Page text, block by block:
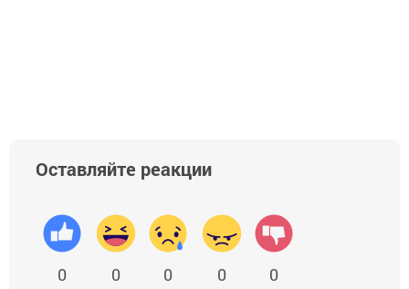
Оставляйте реакции
0 0 0 0 0